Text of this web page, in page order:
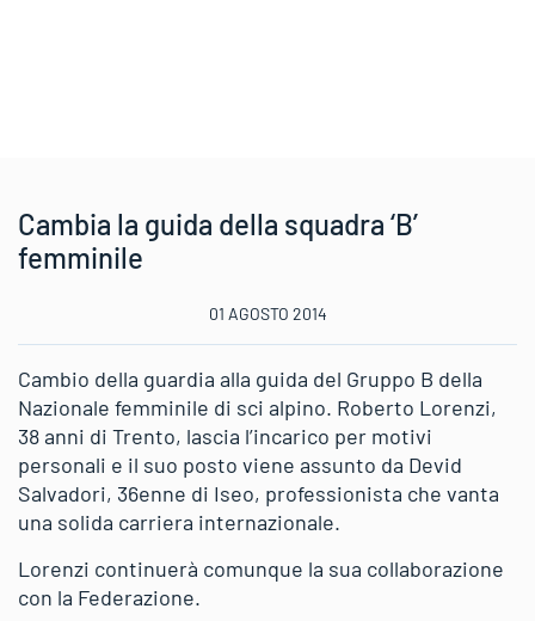
Cambia la guida della squadra ‘B’
femminile
01 AGOSTO 2014
Cambio della guardia alla guida del Gruppo B della
Nazionale femminile di sci alpino. Roberto Lorenzi,
38 anni di Trento, lascia l’incarico per motivi
personali e il suo posto viene assunto da Devid
Salvadori, 36enne di Iseo, professionista che vanta
una solida carriera internazionale.
Lorenzi continuerà comunque la sua collaborazione
con la Federazione.